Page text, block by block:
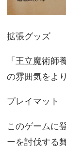
拡張グッズ
「王立魔術師
の雰囲気をよ
プレイマット
このゲームに
ーを討伐する